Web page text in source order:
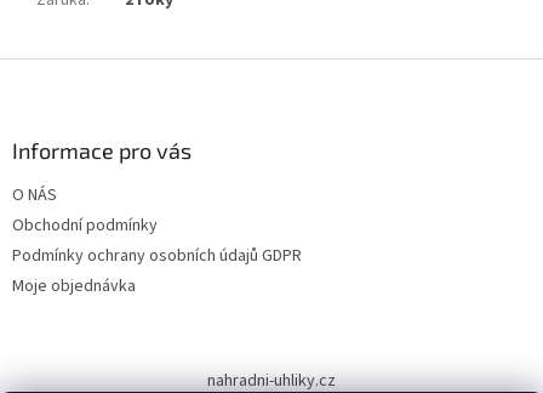
Informace pro vás
O NÁS
Obchodní podmínky
Podmínky ochrany osobních údajů GDPR
Moje objednávka
nahradni-uhliky.cz